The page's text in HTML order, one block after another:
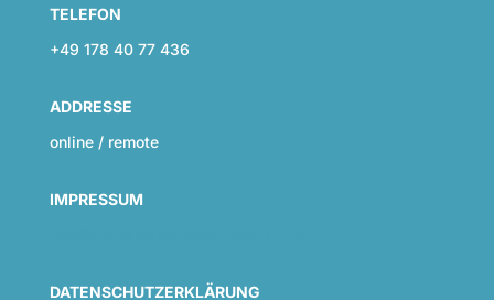
TELEFON
+49 178 40 77 436
ADDRESSE
online / remote
IMPRESSUM
DATENSCHUTZERKLÄRUNG